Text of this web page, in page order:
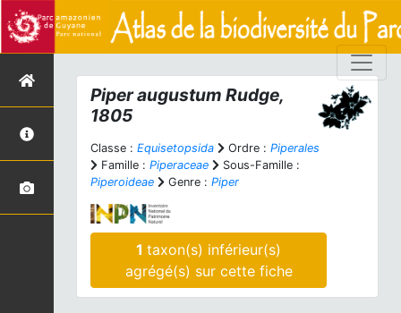
Piper augustum Rudge,
1805
Classe : Equisetopsida Ordre : Piperales
Famille : Piperaceae
Sous-Famille :
Piperoideae
Genre : Piper
1taxon(s) inférieur(s)
agrégé(s) sur cette fiche